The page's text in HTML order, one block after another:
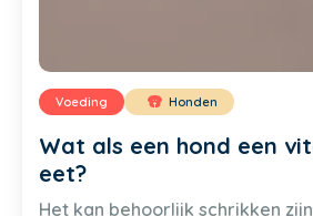
Voeding Honden
Wat als een hond een
eet?
Het kan behoorlijk schrikken